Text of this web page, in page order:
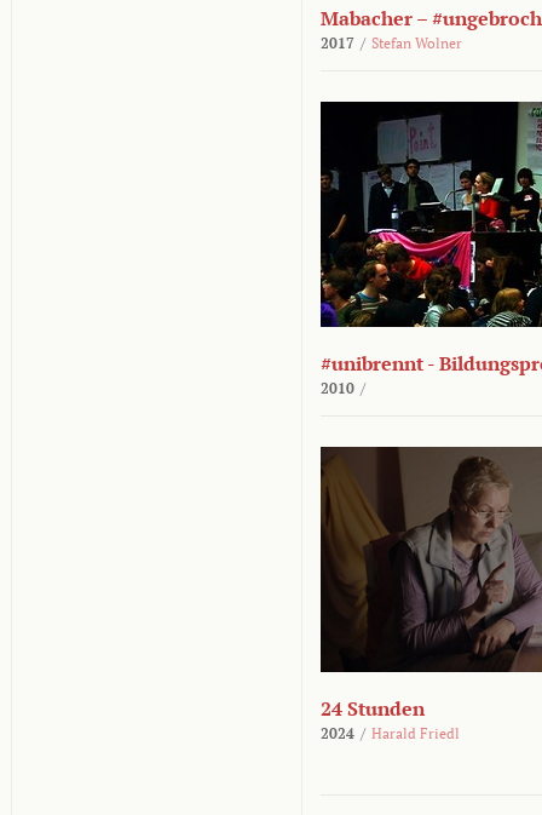
Mabacher –
2017 / Stefan Wolner
#unibrennt -
2010 /
24 Stunden
2024 / Harald Friedl